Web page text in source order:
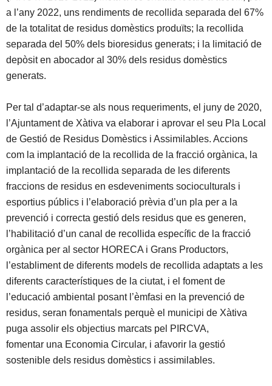
a l’any 2022, uns rendiments de recollida separada del 67%
de la totalitat de residus domèstics produïts; la recollida
separada del 50% dels bioresidus generats; i la limitació de
depòsit en abocador al 30% dels residus domèstics
generats.
Per tal d’adaptar-se als nous requeriments, el juny de 2020,
l’Ajuntament de Xàtiva va elaborar i aprovar el seu Pla Local
de Gestió de Residus Domèstics i Assimilables. Accions
com la implantació de la recollida de la fracció orgànica, la
implantació de la recollida separada de les diferents
fraccions de residus en esdeveniments socioculturals i
esportius públics i l’elaboració prèvia d’un pla per a la
prevenció i correcta gestió dels residus que es generen,
l’habilitació d’un canal de recollida específic de la fracció
orgànica per al sector HORECA i Grans Productors,
l’establiment de diferents models de recollida adaptats a les
diferents característiques de la ciutat, i el foment de
l’educació ambiental posant l’èmfasi en la prevenció de
residus, seran fonamentals perquè el municipi de Xàtiva
puga assolir els objectius marcats pel PIRCVA,
fomentar una Economia Circular, i afavorir la gestió
sostenible dels residus domèstics i assimilables.